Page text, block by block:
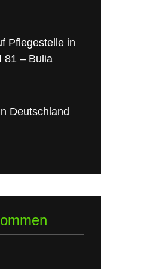
Pflegestelle in
81 – Bulia
Deutschland